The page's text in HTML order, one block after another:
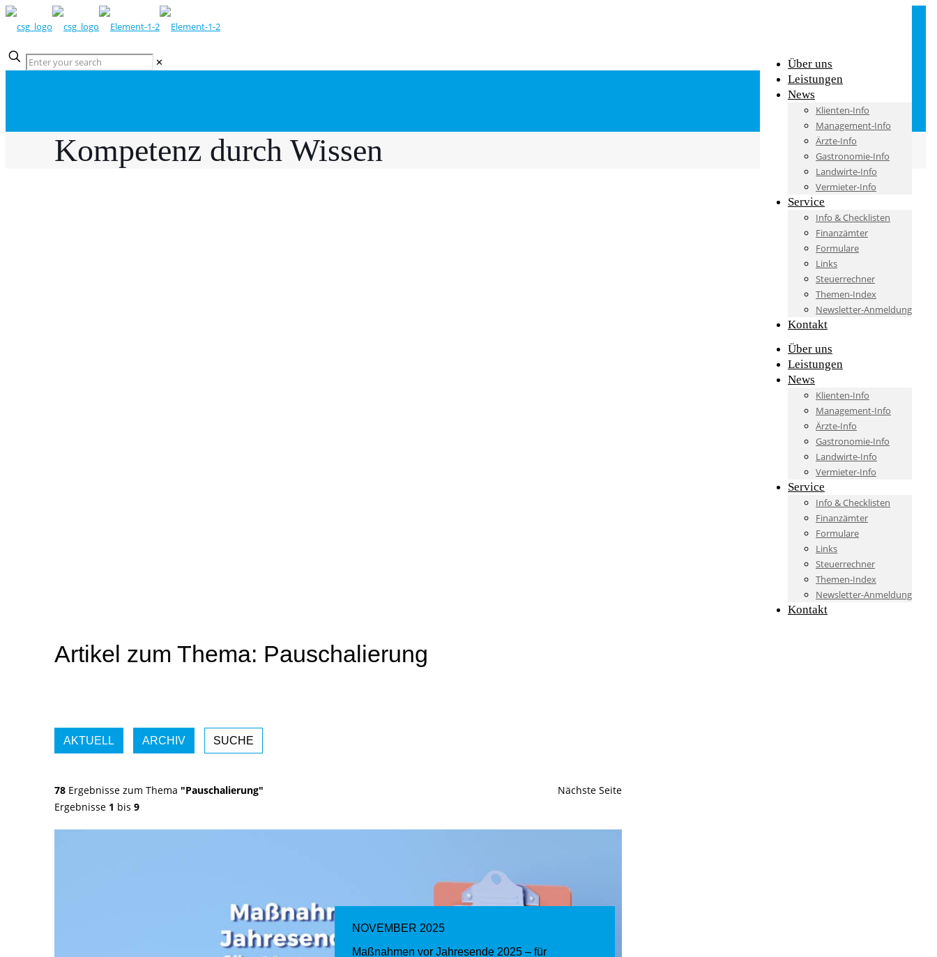
Über uns
Leistungen
News
Klienten-Info
Management-Info
Ärzte-Info
Gastronomie-Info
Landwirte-Info
Vermieter-Info
Service
Info & Checklisten
Finanzämter
Formulare
Links
Steuerrechner
Themen-Index
Newsletter-Anmeldung
Kontakt
Über uns
Leistungen
News
Klienten-Info
Management-Info
Ärzte-Info
Gastronomie-Info
Landwirte-Info
Vermieter-Info
Service
Info & Checklisten
Finanzämter
Formulare
Links
Steuerrechner
Themen-Index
Newsletter-Anmeldung
Kontakt
✕
Kompetenz durch Wissen
Artikel zum Thema: Pauschalierung
AKTUELL ARCHIV SUCHE
78 Ergebnisse zum Thema "Pauschalierung"
Ergebnisse 1 bis 9
Nächste Seite
NOVEMBER 2025
Maßnahmen vor Jahresende 2025 – für